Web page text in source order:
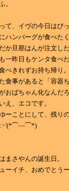
。
て、イヴの今日はび
ハンバーグが食べた
か旦那はんが注文し
一昨日もケンタ食べ
べきれずお持ち帰り
食事があると「容器
おばちゃん化なんだ
え、エコです。
ーことにして、残り
･'(*⌒―⌒*)
まさやんの誕生日。
ーイチ、おめでと